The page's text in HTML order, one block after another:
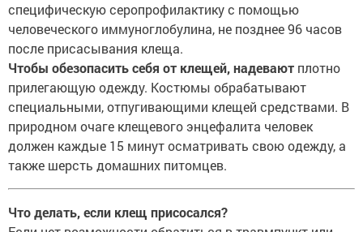
специфическую серопрофилактику с помощью
человеческого иммуноглобулина, не позднее 96 часов
после присасывания клеща.
Чтобы обезопасить себя от клещей, надевают плотно
прилегающую одежду. Костюмы обрабатывают
специальными, отпугивающими клещей средствами. В
природном очаге клещевого энцефалита человек
должен каждые 15 минут осматривать свою одежду, а
также шерсть домашних питомцев.
Что делать, если клещ присосался?